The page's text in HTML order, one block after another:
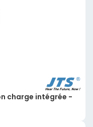
charge intégrée -